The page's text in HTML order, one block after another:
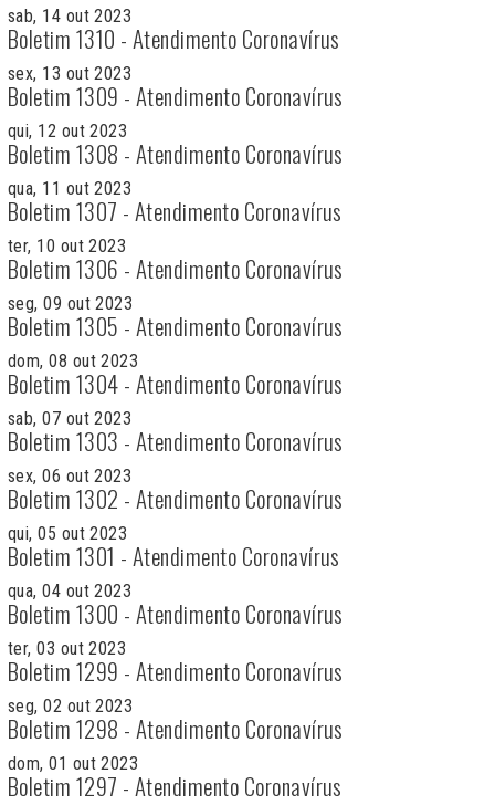
sab, 14 out 2023
Boletim 1310 - Atendimento Coronavírus
sex, 13 out 2023
Boletim 1309 - Atendimento Coronavírus
qui, 12 out 2023
Boletim 1308 - Atendimento Coronavírus
qua, 11 out 2023
Boletim 1307 - Atendimento Coronavírus
ter, 10 out 2023
Boletim 1306 - Atendimento Coronavírus
seg, 09 out 2023
Boletim 1305 - Atendimento Coronavírus
dom, 08 out 2023
Boletim 1304 - Atendimento Coronavírus
sab, 07 out 2023
Boletim 1303 - Atendimento Coronavírus
sex, 06 out 2023
Boletim 1302 - Atendimento Coronavírus
qui, 05 out 2023
Boletim 1301 - Atendimento Coronavírus
qua, 04 out 2023
Boletim 1300 - Atendimento Coronavírus
ter, 03 out 2023
Boletim 1299 - Atendimento Coronavírus
seg, 02 out 2023
Boletim 1298 - Atendimento Coronavírus
dom, 01 out 2023
Boletim 1297 - Atendimento Coronavírus